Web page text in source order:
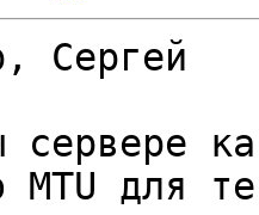
Сергей
сервере
MTU для